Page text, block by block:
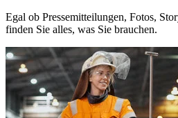
Egal ob Pressemitteilungen, Fotos,
finden Sie alles, was Sie brauchen.